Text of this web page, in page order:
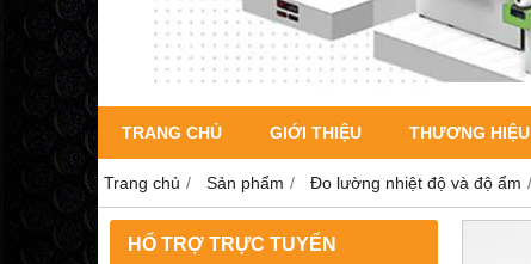
TRANG CHỦ GIỚI THIỆU THƯƠNG HIỆU
Trang chủ Sản phẩm Đo lường nhiệt độ và độ ẩm
HỔ TRỢ TRỰC TUYẾN